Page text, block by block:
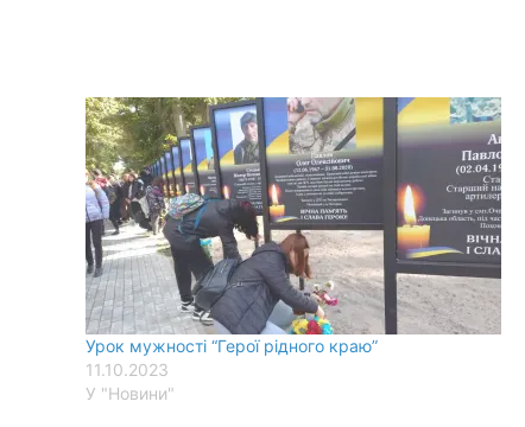
Урок мужності “Герої рідного краю”
11.10.2023
У "Новини"